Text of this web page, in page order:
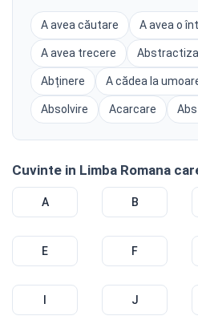
A avea căutare A avea o
A avea trecere
Abținere A cădea la
Absolvire Acarcare
Cuvinte in Limba Romana
A B
E F
J